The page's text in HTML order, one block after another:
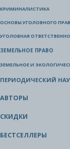
КРИМИНАЛИСТИКА
ОСНОВЫ УГОЛОВНОГО
УГОЛОВНАЯ
ЗЕМЕЛЬНОЕ ПРАВО
ЗЕМЕЛЬНОЕ И
ПЕРИОДИЧЕСКИЙ
АВТОРЫ
СКИДКИ
БЕСТСЕЛЛЕРЫ